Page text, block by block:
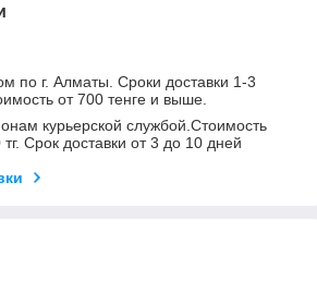
по г. Алматы. Сроки доставки 1-3
от 700 тенге и выше.
курьерской службой.Стоимость
тг. Срок доставки от 3 до 10 дней